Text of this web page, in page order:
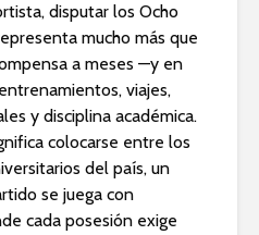
disputar los Ocho
mucho más que
a meses —y en
viajes,
y disciplina académica.
colocarse entre los
del país, un
se juega con
cada posesión exige